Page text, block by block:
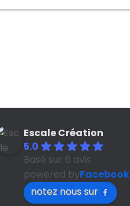
Escale Création
5.0
Basé sur 6 avis
powered byFacebook
notez nous sur